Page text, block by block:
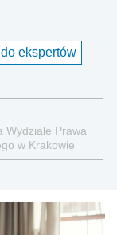
do ekspertów
Wydziale Prawa
w Krakowie
i
z pracą i